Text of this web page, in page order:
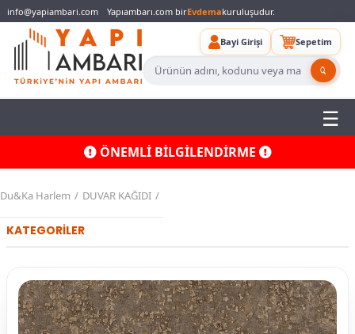
info@yapiambari.com Yapıambarı.com birEvdemakuruluşudur.
Bayi Girişi Sepetim
ÖNEMLİ BİLGİLENDİRME
Du&Ka Harlem DUVAR KAĞIDI
KATEGORİLER